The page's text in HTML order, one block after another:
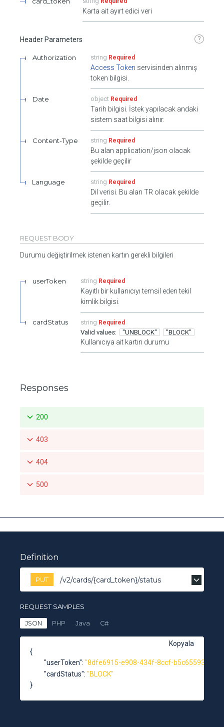
Karta ait ayırt edici veri
Header Parameters ?
Authorization string Required
Access Token servisinden alınmış
token bilgisi.
Date object Required
Tarih bilgisi. İstek yapılacak andaki
sistem saat bilgisi alınır.
Content-Type string Required
Bu alan application/json olacak
şekilde geçilir
Language string Required
Dil verisi. Bu alan TR olacak şekilde
geçilir.
REQUEST BODY
Durumu değiştirilmek istenen kartın gerekli bilgileri
userToken string Required
Kayıtlı bir kullanıcıyı temsil eden tekil
kimlik bilgisi.
cardStatus string Required
"UNBLOCK" "BLOCK"
Kullanıcıya ait kartın durumu
Responses
200
403
404
500
Definition
PUT /v2/cards/{card_token}/status
REQUEST SAMPLES
JSON PHP Java C#
Kopyala
{
"userToken": "8dfe6915-e908-434f-8ccf-b5c65593c628"
"cardStatus": "BLOCK"
}